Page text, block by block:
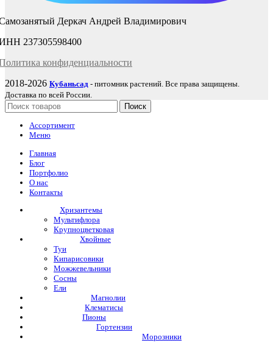
Деркач Андрей Владимирович
237305598400
конфиденциальности
2018-2026 Кубаньсад - питомник растений. Все права защищены.
Доставка по всей России.
Поиск
Ассортимент
Меню
Главная
Блог
Портфолио
О нас
Контакты
Хризантемы
Мультифлора
Крупноцветковая
Хвойные
Туи
Кипарисовики
Можжевельники
Сосны
Ели
Магнолии
Клематисы
Пионы
Гортензии
Морозники